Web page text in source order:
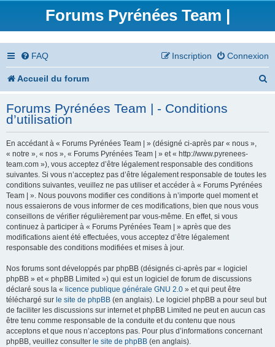
Forums Pyrénées Team |
FAQ Connexion
Inscription
Accueil du forum
h
Forums Pyrénées Team | - Conditions
d’utilisation
En accédant à « Forums Pyrénées Team | » (désigné ci-après par « nous »,
« notre », « nos », « Forums Pyrénées Team | » et « http://www.pyrenees-
team.com »), vous acceptez d’être légalement responsable des conditions
suivantes. Si vous n’acceptez pas d’être légalement responsable de toutes les
conditions suivantes, veuillez ne pas utiliser et accéder à « Forums Pyrénées
Team | ». Nous pouvons modifier ces conditions à n’importe quel moment et
nous essaierons de vous informer de ces modifications, bien que nous vous
conseillons de vérifier régulièrement par vous-même. En effet, si vous
continuez à participer à « Forums Pyrénées Team | » après que des
modifications aient été effectuées, vous acceptez d’être légalement
responsable des conditions modifiées et mises à jour.
Nos forums sont développés par phpBB (désignés ci-après par « logiciel
phpBB » et « phpBB Limited ») qui est un logiciel de forum de discussions
déclaré sous la « licence publique générale GNU 2.0 » et qui peut être
téléchargé sur le site de phpBB (en anglais). Le logiciel phpBB a pour seul but
de faciliter les discussions sur internet et phpBB Limited ne peut en aucun cas
être tenu comme responsable de la conduite et du contenu que nous
acceptons et que nous n’acceptons pas. Pour plus d’informations concernant
phpBB, veuillez consulter le site de phpBB (en anglais).